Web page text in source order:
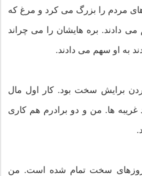
مردم را بزرگ می کرد و مرغ که
دادند. بره هایشان را می چراند
به او سهم می دادند.
برایش سخت بود. کار اول مال
غریبه ها. من و دو برادرم هم کاری
روزهای سخت تمام شده است. من